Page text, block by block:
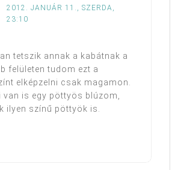
2012. JANUÁR 11., SZERDA,
23:10
tetszik annak a kabátnak a
felületen tudom ezt a
elképzelni csak magamon.
van is egy pöttyös blúzom,
ilyen színű pöttyök is.